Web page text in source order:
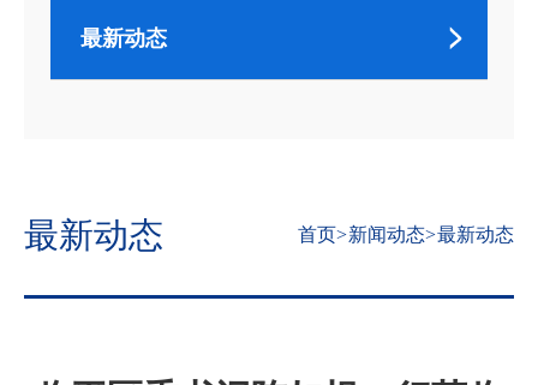
最新动态
最新动态 首页>新闻动态>最新动态